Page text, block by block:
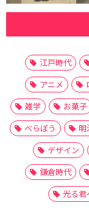
江戸時代
アニメ
雑学
お菓子
べらぼう
明
デザイン
鎌倉時代
光る君